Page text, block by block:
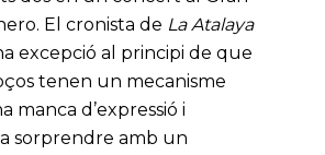
El cronista de La Atalaya
excepció al principi de que
tenen un mecanisme
manca d’expressió i
sorprendre amb un